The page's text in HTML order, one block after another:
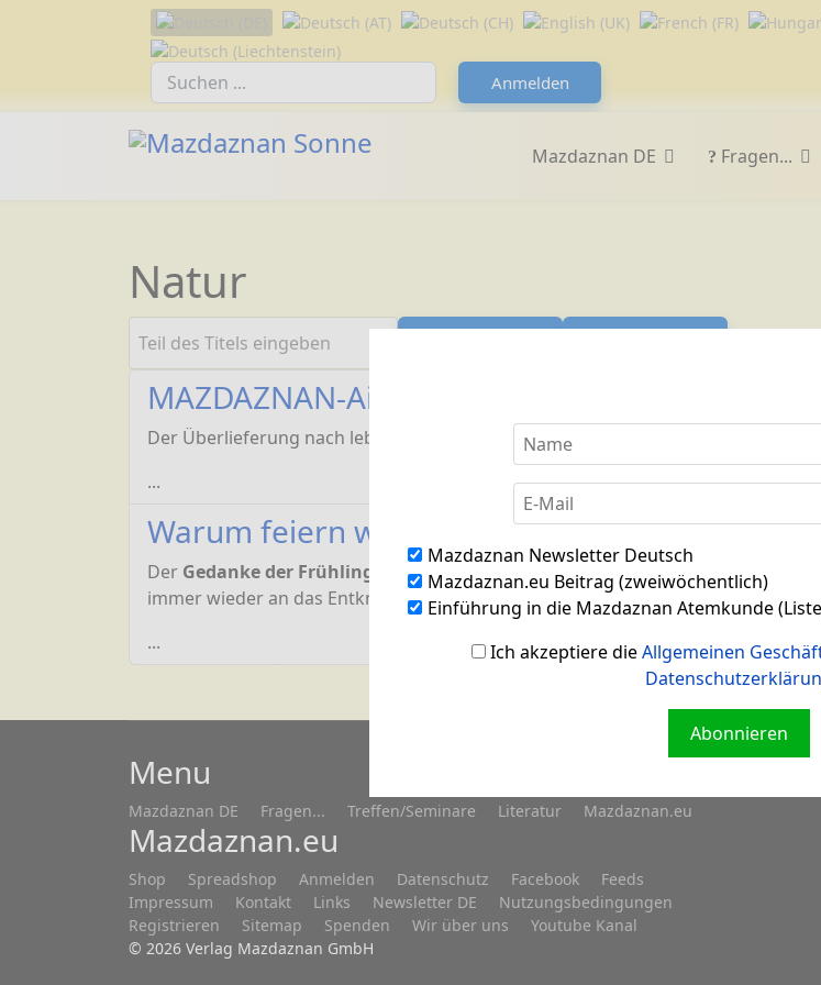
Mazdaznan Newsletter Deutsch
Mazdaznan.eu Beitrag (zweiwöchentlich)
Einführung in die Mazdaznan Atemkunde
Ich akzeptiere dieAllgemeinen
Abonnieren
Sprache auswählen
Suchfeld
Anmelden
Mazdaznan DE Fragen...
Natur
MAZDAZNAN-Ainyahita in 23 Perlen
Der Überlieferung nach lebte als eine liebliche Jungfrau in
...
Warum feiern wir Ostern?
Der Gedanke der Frühlingszeit,des Berstens der Knospen und der
immer wieder an das Entknospen und
...
Menu
Mazdaznan DE Fragen... Treffen/Seminare Literatur Mazdaznan.eu
Mazdaznan.eu
Shop Spreadshop Anmelden Datenschutz Facebook
Feeds
Impressum
Kontakt Links Newsletter DE
Nutzungsbedingungen
Registrieren
Sitemap Spenden Wir über uns
Youtube Kanal
© 2026 Verlag Mazdaznan GmbH